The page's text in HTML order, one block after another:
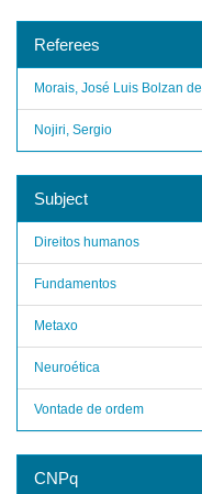
Referees
Morais, José Luis Bolzan de
Nojiri, Sergio
Subject
Direitos humanos
Fundamentos
Metaxo
Neuroética
Vontade de ordem
CNPq